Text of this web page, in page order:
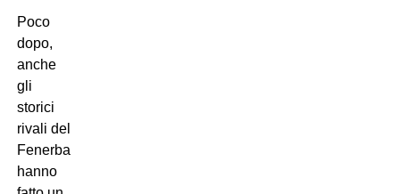
Poco
dopo,
anche
gli
storici
rivali del
Fenerbahce
hanno